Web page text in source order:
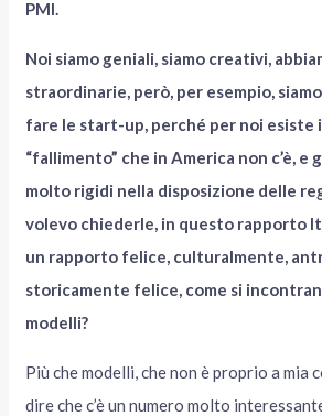
PMI.
Noi siamo geniali, siamo creativi,
straordinarie, però, per esempio,
fare le start-up, perché per noi esiste
“fallimento” che in America non c’è, e
molto rigidi nella disposizione delle
volevo chiederle, in questo rapporto
un rapporto felice, culturalmente,
storicamente felice, come si
modelli?
Più che modelli, che non è proprio a mia
dire che c’è un numero molto